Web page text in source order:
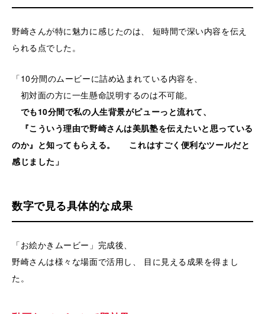
野崎さんが特に魅力に感じたのは、 短時間で深い内容を伝え
られる点でした。
「10分間のムービーに詰め込まれている内容を、
初対面の方に一生懸命説明するのは不可能。
でも10分間で私の人生背景がピューっと流れて、
『こういう理由で野崎さんは美肌塾を伝えたいと思っている
のか』と知ってもらえる。 これはすごく便利なツールだと
感じました」
数字で見る具体的な成果
「お絵かきムービー」完成後、
野崎さんは様々な場面で活用し、 目に見える成果を得まし
た。